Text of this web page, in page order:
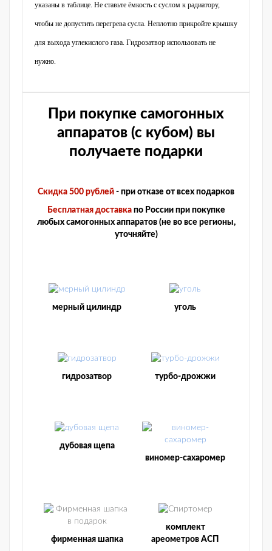
указаны в таблице. Не ставьте ёмкость с суслом к радиатору,
чтобы не допустить перегрева сусла. Неплотно прикройте крышку
для выхода углекислого газа. Гидрозатвор использовать не
нужно.
При покупке самогонных
аппаратов (с кубом) вы
получаете подарки
Скидка 500 рублей - при отказе от всех подарков
Бесплатная доставкапо России при покупке
любых самогонных аппаратов (не во все регионы,
уточняйте)
мерный цилиндр уголь
гидрозатвор турбо-дрожжи
дубовая щепа
виномер-сахаромер
фирменная шапка
комплект
ареометров АСП